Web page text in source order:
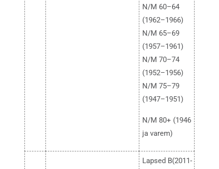
N/M 60–64
(1962–1966)
N/M 65–69
(1957–1961)
N/M 70–74
(1952–1956)
N/M 75–79
(1947–1951)
N/M 80+ (1946
ja varem)
Lapsed B(2011-